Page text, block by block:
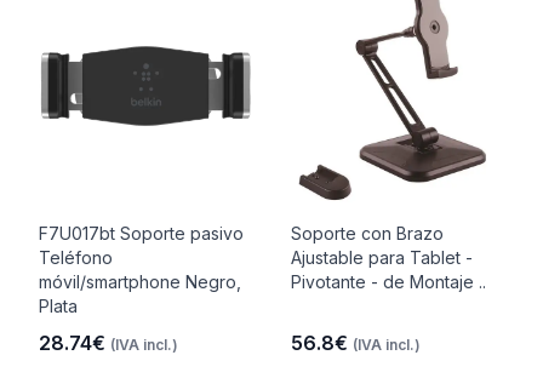
F7U017bt Soporte pasivo
Teléfono
móvil/smartphone Negro,
Plata
28.74€ (IVA incl.)
Soporte con Brazo
Ajustable para Tablet -
Pivotante - de Montaje ..
56.8€ (IVA incl.)